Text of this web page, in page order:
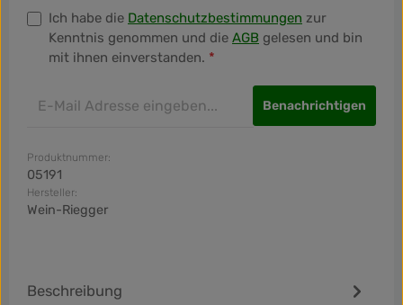
Ich habe die Datenschutzbestimmungen zur
Kenntnis genommen und die AGB gelesen und bin
mit ihnen einverstanden. *
Benachrichtigen
Produktnummer:
05191
Hersteller:
Wein-Riegger
Beschreibung